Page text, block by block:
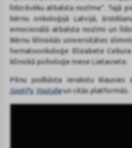
līdzcilvēku atbalsta nozīme”. Tajā
bērnu onkoloģijā Latvijā,
emocionālā atbalsta nozīmi un
Bērnu klīniskās universitātes
hematoonkoloģe Elizabete
klīniskā psiholoģe Inese Lietaviete.
Pilnu podkāsta ierakstu klausies
Spotify, Youtubeun citās platformās.